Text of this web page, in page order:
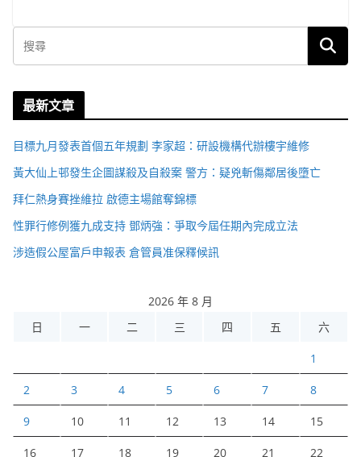
最新文章
目標九月發表首個五年規劃 李家超：研設機構代辦樓宇維修
黃大仙上邨發生企圖謀殺及自殺案 警方：疑兇斬傷鄰居後墮亡
拜仁熱身賽挫維拉 啟德主場館奪錦標
性罪行修例獲九成支持 鄧炳強：爭取今屆任期內完成立法
涉造假公屋富戶申報表 倉管員准保釋候訊
2026 年 8 月
日
一 二 三 四 五 六
1
2 3 4 5 6 7 8
9 10 11 12 13 14 15
16 17 18 19 20 21 22